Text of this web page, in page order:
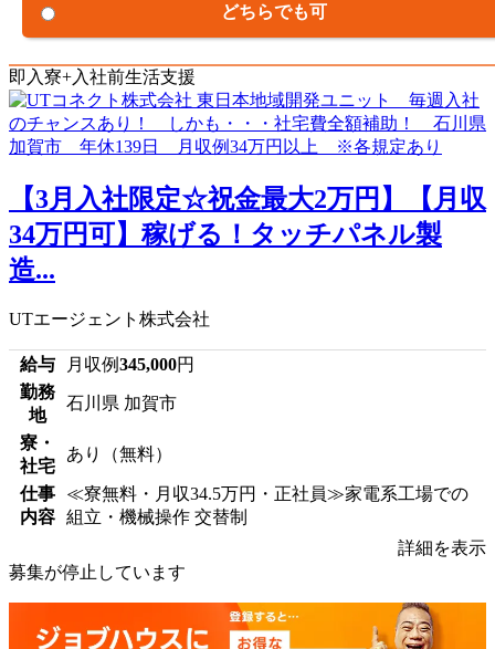
どちらでも可
即入寮+入社前生活支援
【3月入社限定☆祝金最大2万円】【月収
34万円可】稼げる！タッチパネル製
造...
UTエージェント株式会社
給与 月収例345,000円
勤務
地
石川県 加賀市
寮・
社宅
あり（無料）
仕事
内容
≪寮無料・月収34.5万円・正社員≫家電系工場での
組立・機械操作 交替制
詳細を表示
募集が停止しています